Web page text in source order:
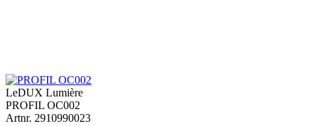
LeDUX Lumière
PROFIL OC002
Artnr. 2910990023